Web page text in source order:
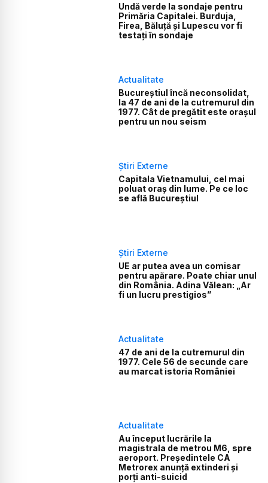
Undă verde la sondaje pentru
Primăria Capitalei. Burduja,
Firea, Băluță și Lupescu vor fi
testați în sondaje
Actualitate
Bucureștiul încă neconsolidat,
la 47 de ani de la cutremurul din
1977. Cât de pregătit este orașul
pentru un nou seism
Știri Externe
Capitala Vietnamului, cel mai
poluat oraș din lume. Pe ce loc
se află Bucureștiul
Știri Externe
UE ar putea avea un comisar
pentru apărare. Poate chiar unul
din România. Adina Vălean: „Ar
fi un lucru prestigios”
Actualitate
47 de ani de la cutremurul din
1977. Cele 56 de secunde care
au marcat istoria României
Actualitate
Au început lucrările la
magistrala de metrou M6, spre
aeroport. Președintele CA
Metrorex anunță extinderi și
porți anti-suicid